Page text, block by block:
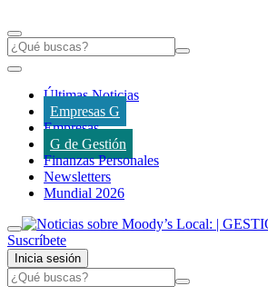
Últimas Noticias
Empresas G
Empresas
G de Gestión
Finanzas Personales
Newsletters
Mundial 2026
Suscríbete
Inicia sesión